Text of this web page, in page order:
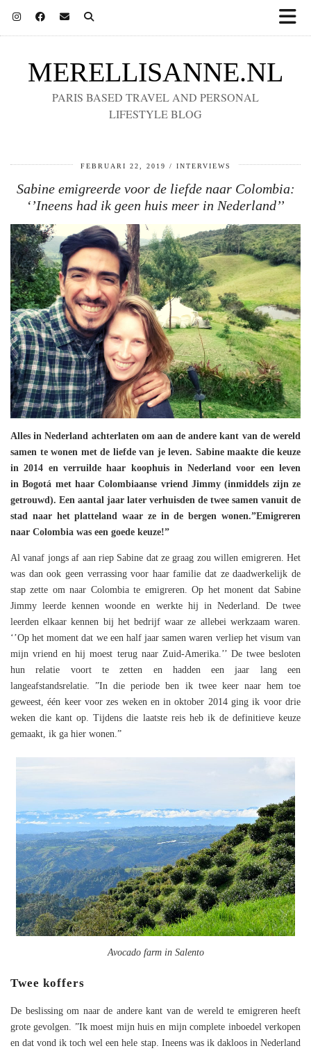
MERELLISANNE.NL
PARIS BASED TRAVEL AND PERSONAL
LIFESTYLE BLOG
FEBRUARI 22, 2019 INTERVIEWS
Sabine emigreerde voor de liefde naar Colombia:
‘’Ineens had ik geen huis meer in Nederland’’
Alles in Nederland achterlaten om aan de andere kant van de wereld
samen te wonen met de liefde van je leven. Sabine maakte die keuze
in 2014 en verruilde haar koophuis in Nederland voor een leven
inBogotá met haar Colombiaanse vriend Jimmy (inmiddels zijn ze
getrouwd). Een aantal jaar later verhuisden de twee samen vanuit de
stad naar het platteland waar ze in de bergen wonen.”Emigreren
naar Colombia was een goede keuze!”
Al vanaf jongs af aan riep Sabine dat ze graag zou willen emigreren. Het
was dan ook geen verrassing voor haar familie dat ze daadwerkelijk de
stap zette om naar Colombia te emigreren. Op het monent dat Sabine
Jimmy leerde kennen woonde en werkte hij in Nederland. De twee
leerden elkaar kennen bij het bedrijf waar ze allebei werkzaam waren.
‘’Op het moment dat we een half jaar samen waren verliep het visum van
mijn vriend en hij moest terug naar Zuid-Amerika.’’ De twee besloten
hun relatie voort te zetten en hadden een jaar lang een
langeafstandsrelatie. ”In die periode ben ik twee keer naar hem toe
geweest, één keer voor zes weken en in oktober 2014 ging ik voor drie
weken die kant op. Tijdens die laatste reis heb ik de definitieve keuze
gemaakt, ik ga hier wonen.”
Avocado farm in Salento
Twee koffers
De beslissing om naar de andere kant van de wereld te emigreren heeft
grote gevolgen. ”Ik moest mijn huis en mijn complete inboedel verkopen
en dat vond ik toch wel een hele stap. Ineens was ik dakloos in Nederland